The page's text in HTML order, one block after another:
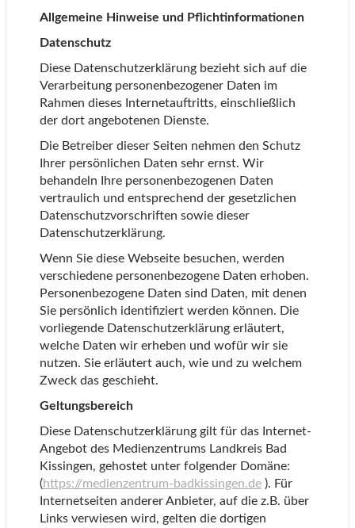
Allgemeine Hinweise und Pflichtinformationen
Datenschutz
Diese Datenschutzerklärung bezieht sich auf die
Verarbeitung personenbezogener Daten im
Rahmen dieses Internetauftritts, einschließlich
der dort angebotenen Dienste.
Die Betreiber dieser Seiten nehmen den Schutz
Ihrer persönlichen Daten sehr ernst. Wir
behandeln Ihre personenbezogenen Daten
vertraulich und entsprechend der gesetzlichen
Datenschutzvorschriften sowie dieser
Datenschutzerklärung.
Wenn Sie diese Webseite besuchen, werden
verschiedene personenbezogene Daten erhoben.
Personenbezogene Daten sind Daten, mit denen
Sie persönlich identifiziert werden können. Die
vorliegende Datenschutzerklärung erläutert,
welche Daten wir erheben und wofür wir sie
nutzen. Sie erläutert auch, wie und zu welchem
Zweck das geschieht.
Geltungsbereich
Diese Datenschutzerklärung gilt für das Internet-
Angebot des Medienzentrums Landkreis Bad
Kissingen, gehostet unter folgender Domäne:
(https://medienzentrum-badkissingen.de). Für
Internetseiten anderer Anbieter, auf die z.B. über
Links verwiesen wird, gelten die dortigen